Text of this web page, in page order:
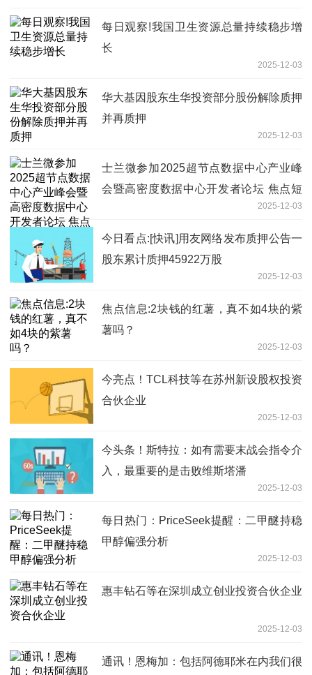
每日观察!我国卫生资源总量持续稳步增
长
2025-12-03
华大基因股东生华投资部分股份解除质押
并再质押
2025-12-03
士兰微参加2025超节点数据中心产业峰
会暨高密度数据中心开发者论坛 焦点短
2025-12-03
今日看点:[快讯]用友网络发布质押公告一
股东累计质押45922万股
2025-12-03
焦点信息:2块钱的红薯，真不如4块的紫
薯吗？
2025-12-03
今亮点！TCL科技等在苏州新设股权投资
合伙企业
2025-12-03
今头条！斯特拉：如有需要末战会指令介
入，最重要的是击败维斯塔潘
2025-12-03
每日热门：PriceSeek提醒：二甲醚持稳
甲醇偏强分析
2025-12-03
惠丰钻石等在深圳成立创业投资合伙企业
2025-12-03
通讯！恩梅加：包括阿德耶米在内我们很